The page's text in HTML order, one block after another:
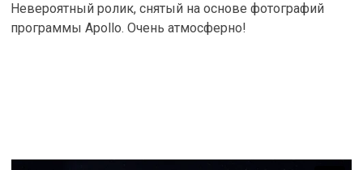
Невероятный ролик, снятый на основе фотографий
программы Apollo. Очень атмосферно!